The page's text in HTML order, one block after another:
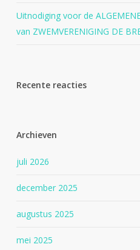
Uitnodiging voor de
van ZWEMVERENIGING DE
Recente reacties
Archieven
juli 2026
december 2025
augustus 2025
mei 2025